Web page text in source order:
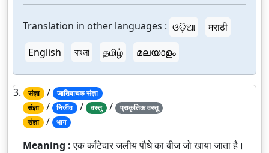
Translation in other languages : ଓଡ଼ିଆ
मराठी
English
বাংলা தமிழ் മലയാളം
3. संज्ञा /
जातिवाचक संज्ञा
संज्ञा / निर्जीव / वस्तु /
प्राकृतिक वस्तु
संज्ञा / भाग
Meaning :एक काँटेदार जलीय पौधे का बीज जो खाया जाता है।